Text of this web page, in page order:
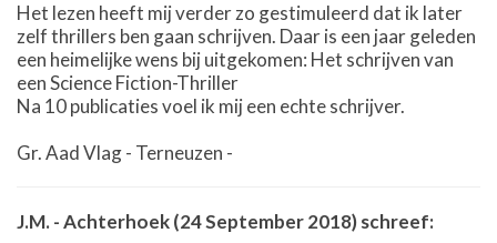
Het lezen heeft mij verder zo gestimuleerd dat ik later
zelf thrillers ben gaan schrijven. Daar is een jaar geleden
een heimelijke wens bij uitgekomen: Het schrijven van
een Science Fiction-Thriller
Na 10 publicaties voel ik mij een echte schrijver.
Gr. Aad Vlag - Terneuzen -
J.M.-Achterhoek(24 September 2018)schreef: